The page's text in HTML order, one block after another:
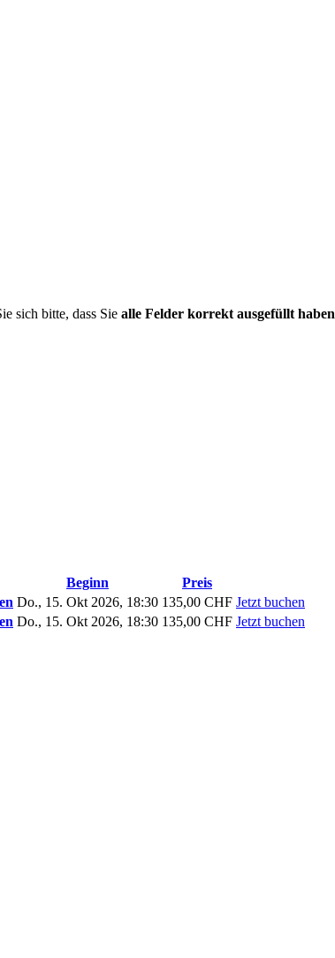
sich bitte, dass Sie alle Felder korrekt ausgefüllt haben
Beginn
Preis
Do., 15. Okt 2026, 18:30 135,00 CHF Jetzt buchen
Do., 15. Okt 2026, 18:30 135,00 CHF Jetzt buchen